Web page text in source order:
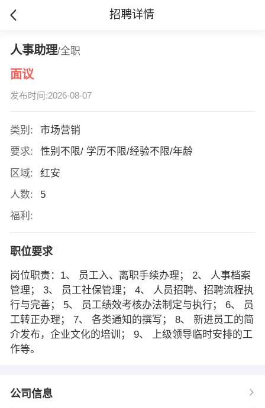
招聘详情
人事助理/全职
面议
发布时间:2026-08-07
类别:
市场营销
要求:
性别不限/ 学历不限/经验不限/年龄
区域:
红安
人数:
5
福利:
职位要求
岗位职责：1、 员工入、离职手续办理； 2、 人事档案
管理； 3、 员工社保管理； 4、 人员招聘、招聘流程执
行与完善； 5、 员工绩效考核办法制定与执行； 6、 员
工转正办理； 7、 各类通知的撰写； 8、 新进员工的简
介发布，企业文化的培训； 9、 上级领导临时安排的工
作等。
公司信息